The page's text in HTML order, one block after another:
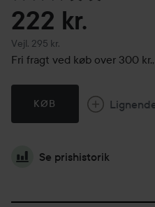
222 kr.
Vejl. 295 kr.
Vejledende pris 295 kr.
Fri fragt ved køb over 300
KØB
Se prishistorik